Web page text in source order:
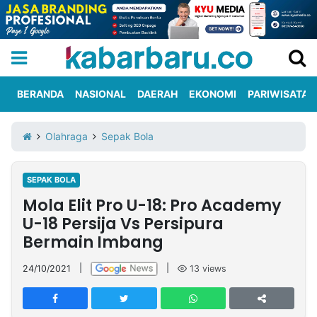
Iklan
Berita
Kami
Nasional
International
Olahraga
Entertainment
Daerah
Pariwisata
Kuliner
Kolom
Network
PT
TREETAN
BERANDA NASIONAL DAERAH EKONOMI PARIWISATA
Olahraga Sepak Bola
SEPAK BOLA
Mola Elit Pro U-18: Pro Academy
U-18 Persija Vs Persipura
Bermain Imbang
24/10/2021 13 views